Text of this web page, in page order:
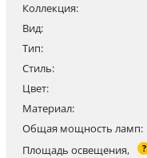
Коллекция:
Вид:
Тип:
Стиль:
Цвет:
Материал:
Общая мощность ламп:
Площадь освещения,
?